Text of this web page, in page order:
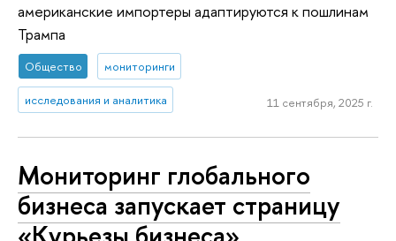
американские импортеры адаптируются к пошлинам
Трампа
Общество мониторинги
исследования и аналитика 11 сентября, 2025 г.
Мониторинг глобального
бизнеса запускает страницу